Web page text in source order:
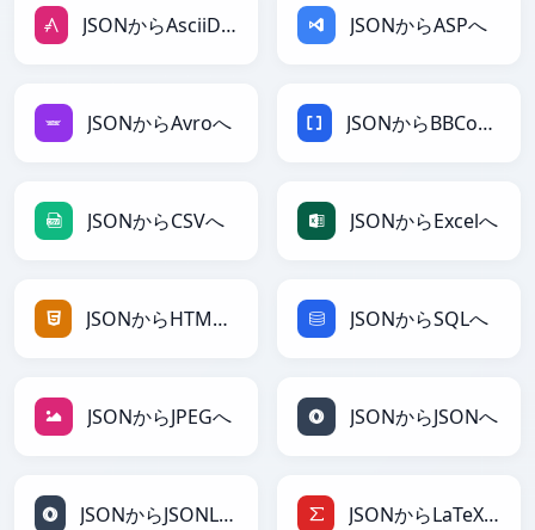
JSONからAsciiDocへ JSONからASPへ
JSONからAvroへ JSONからBBCodeへ
JSONからCSVへ JSONからExcelへ
JSONからHTMLへ JSONからSQLへ
JSONからJPEGへ JSONからJSONへ
JSONからJSONLinesへ JSONからLaTeXへ